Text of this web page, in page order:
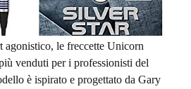
agonistico, le freccette Unicorn
venduti per i professionisti del
è ispirato e progettato da Gary